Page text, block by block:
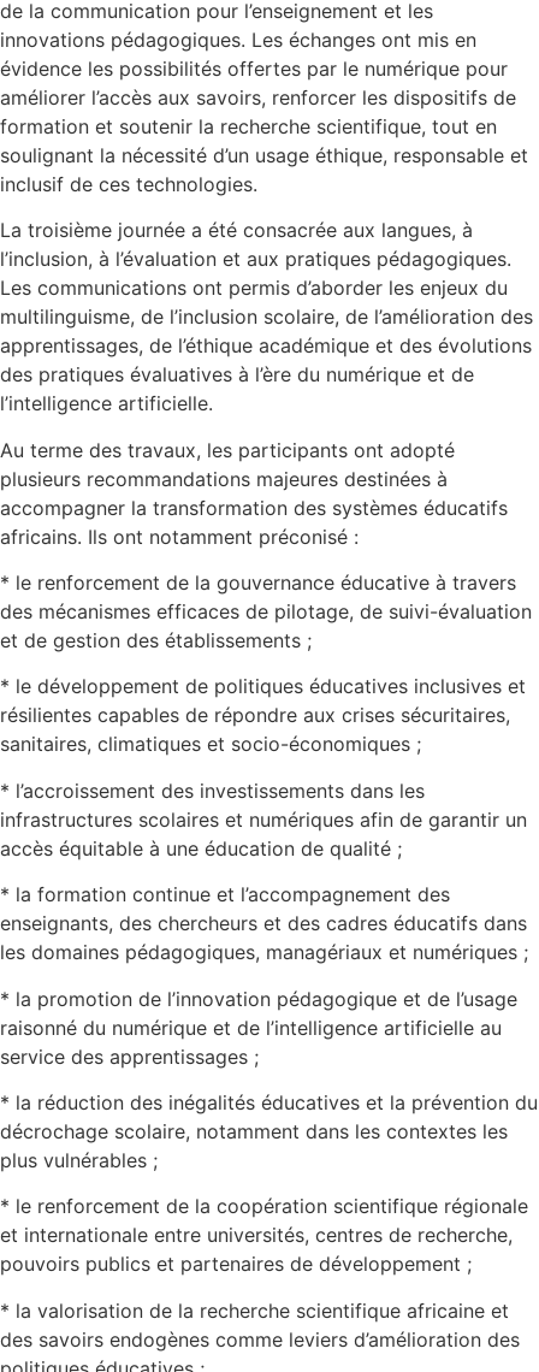
de la communication pour l’enseignement et les
innovations pédagogiques. Les échanges ont mis en
évidence les possibilités offertes par le numérique pour
améliorer l’accès aux savoirs, renforcer les dispositifs de
formation et soutenir la recherche scientifique, tout en
soulignant la nécessité d’un usage éthique, responsable et
inclusif de ces technologies.
La troisième journée a été consacrée aux langues, à
l’inclusion, à l’évaluation et aux pratiques pédagogiques.
Les communications ont permis d’aborder les enjeux du
multilinguisme, de l’inclusion scolaire, de l’amélioration des
apprentissages, de l’éthique académique et des évolutions
des pratiques évaluatives à l’ère du numérique et de
l’intelligence artificielle.
Au terme des travaux, les participants ont adopté
plusieurs recommandations majeures destinées à
accompagner la transformation des systèmes éducatifs
africains. Ils ont notamment préconisé :
* le renforcement de la gouvernance éducative à travers
des mécanismes efficaces de pilotage, de suivi-évaluation
et de gestion des établissements ;
* le développement de politiques éducatives inclusives et
résilientes capables de répondre aux crises sécuritaires,
sanitaires, climatiques et socio-économiques ;
* l’accroissement des investissements dans les
infrastructures scolaires et numériques afin de garantir un
accès équitable à une éducation de qualité ;
* la formation continue et l’accompagnement des
enseignants, des chercheurs et des cadres éducatifs dans
les domaines pédagogiques, managériaux et numériques ;
* la promotion de l’innovation pédagogique et de l’usage
raisonné du numérique et de l’intelligence artificielle au
service des apprentissages ;
* la réduction des inégalités éducatives et la prévention du
décrochage scolaire, notamment dans les contextes les
plus vulnérables ;
* le renforcement de la coopération scientifique régionale
et internationale entre universités, centres de recherche,
pouvoirs publics et partenaires de développement ;
* la valorisation de la recherche scientifique africaine et
des savoirs endogènes comme leviers d’amélioration des